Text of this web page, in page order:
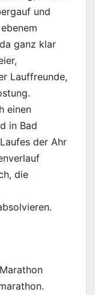
und
ganz klar
Lauffreunde,
einen
in Bad
der Ahr
die